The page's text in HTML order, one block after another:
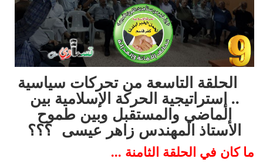
الحلقة التاسعة من تحركات سياسية
.. إستراتيجية الحركة الإسلامية بين
الماضي والمستقبل وبين طموح
الأستاذ المهندس زاهر عيسى ؟؟؟
ما كان في الحلقة الثامنة ...